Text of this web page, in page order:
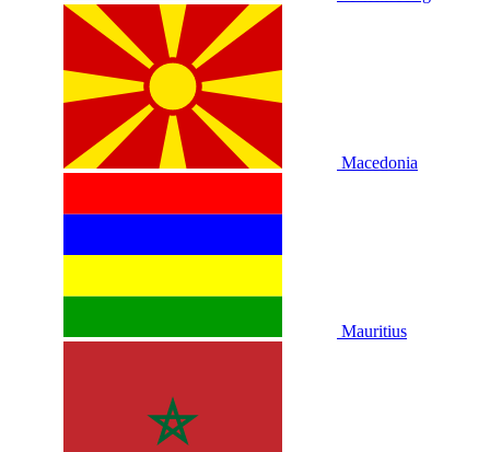
Macedonia
Mauritius